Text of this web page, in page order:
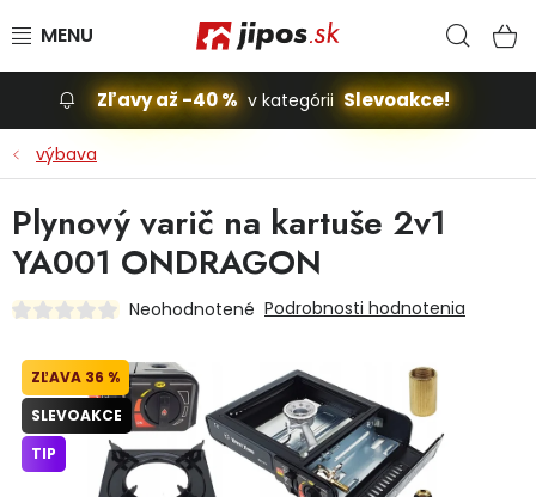
Slevoakce
Stavba, dom
Dielňa
Príslušenstvo pre automobily
Vybavenie a hračky pre deti
Zľavy až -40 % v kategórii Slevoakce!
výbava
Plynový varič na kartuše 2v1
YA001 ONDRAGON
Neohodnotené Podrobnosti hodnotenia
36 %
SLEVOAKCE
TIP